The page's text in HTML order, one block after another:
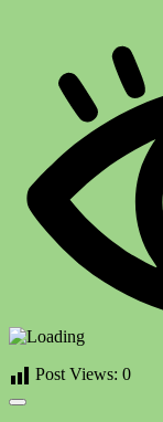
Post Views: 0